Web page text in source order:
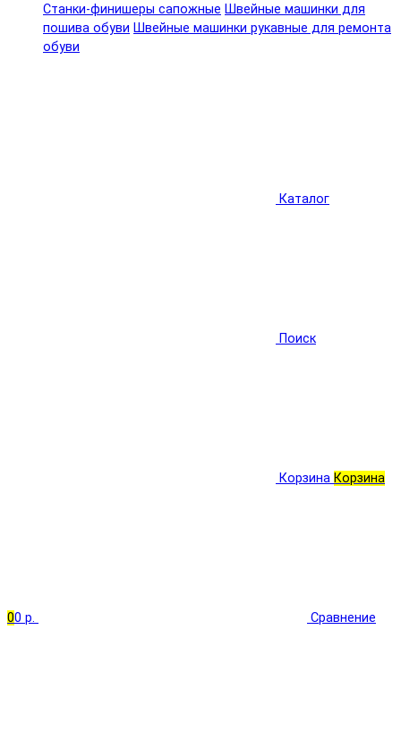
Станки-финишеры сапожные Швейные машинки для
пошива обуви Швейные машинки рукавные для ремонта
обуви
Каталог
Поиск
Корзина Корзина
00 р. Сравнение